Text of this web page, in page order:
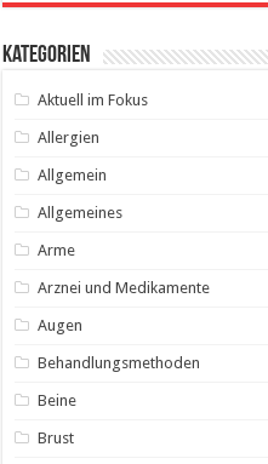
Kategorien
Aktuell im Fokus
Allergien
Allgemein
Allgemeines
Arme
Arznei und Medikamente
Augen
Behandlungsmethoden
Beine
Brust